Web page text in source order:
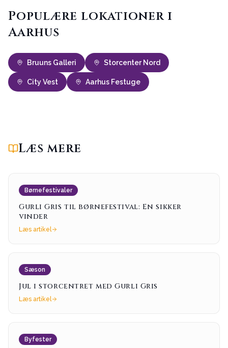
Populære lokationer i
Aarhus
Bruuns Galleri Storcenter Nord
City Vest Aarhus Festuge
Læs mere
Børnefestivaler
Gurli Gris til børnefestival: En sikker
vinder
Læs artikel
Sæson
Jul i storcentret med Gurli Gris
Læs artikel
Byfester